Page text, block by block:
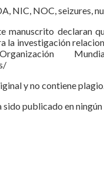
NIC, NOC, seizures,
manuscrito declaran
la investigación
Mundial de la
y no contiene plagio.
sido publicado en